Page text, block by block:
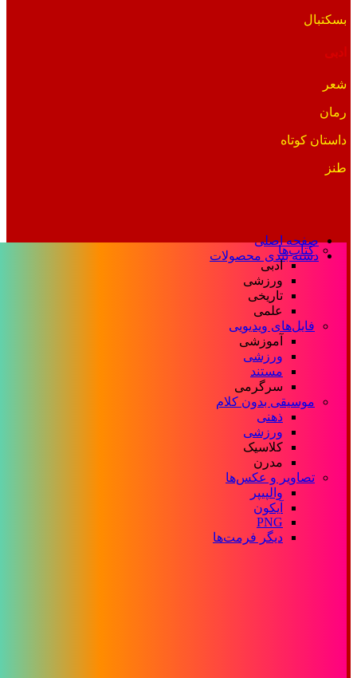
بسکتبال
ادبی
شعر
رمان
داستان کوتاه
طنز
صفحه اصلی
دسته بندی محصولات
کتاب‌ها
ادبی
ورزشی
تاریخی
علمی
فایل‌های ویدیویی
آموزشی
ورزشی
مستند
سرگرمی
موسیقی بدون کلام
ذهنی
ورزشی
کلاسیک
مدرن
تصاویر و عکس‌ها
والپیپر
آیکون
PNG
دیگر فرمت‌ها